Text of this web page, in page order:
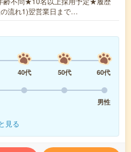
流れ1)翌営業日まで…
40代 50代
60代
男性
見る